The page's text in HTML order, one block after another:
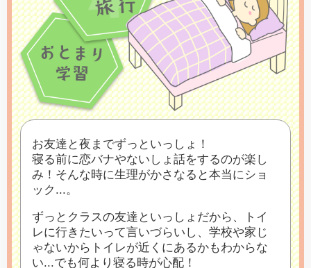
お友達と夜までずっといっしょ！
寝る前に恋バナやないしょ話をするのが楽し
み！ そんな時に生理がかさなると本当にショ
ック...。
ずっとクラスの友達といっしょだから、
トイ
レに行きたいって言いづらいし、 学校や家じ
ゃないからトイレが近くにあるかもわからな
い...でも何より寝る時が心配！